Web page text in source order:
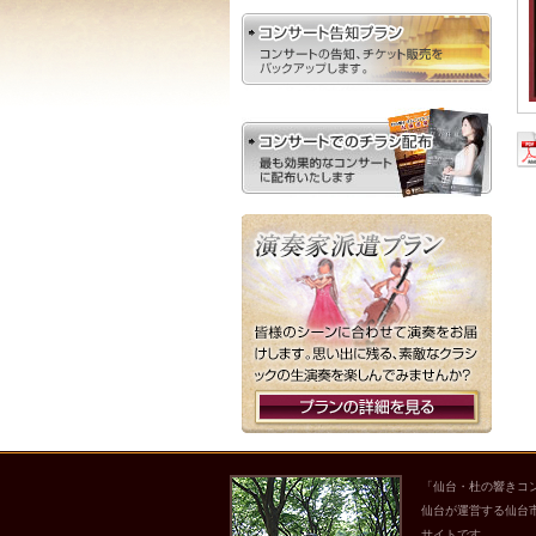
「仙台・杜の響き
仙台が運営する仙台